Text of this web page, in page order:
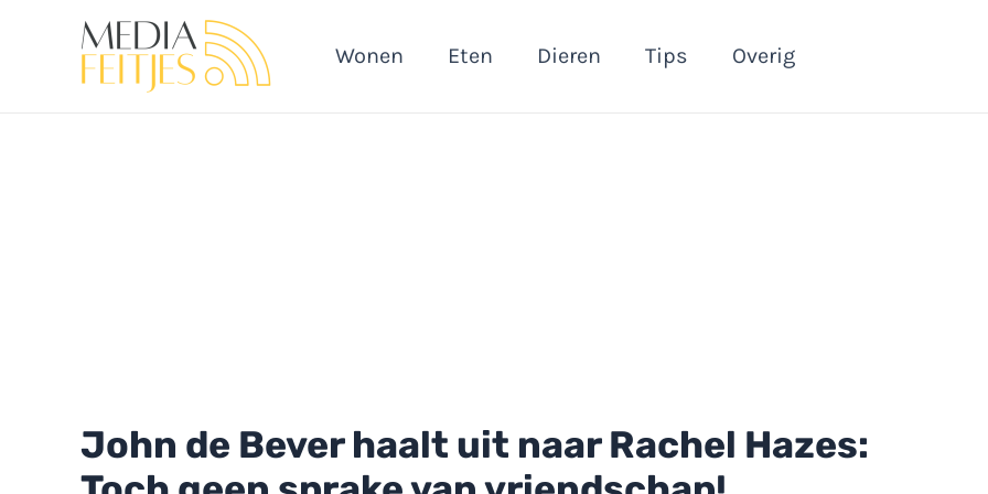
Wonen Eten Dieren Tips Overig
John de Bever haalt uit naar Rachel Hazes: